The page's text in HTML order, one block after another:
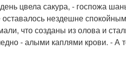
цвела сакура, - госпожа
оставалось нездешне
что созданы из олова и
- алыми каплями крови. - А